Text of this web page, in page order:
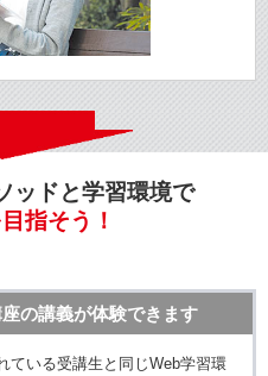
ッドと学習環境で
指そう！
の講義が体験できます
ている受講生と同じWeb学習環